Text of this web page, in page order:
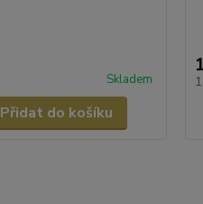
Skladem
Přidat do košíku